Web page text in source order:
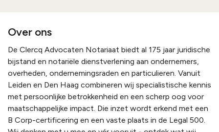
Over ons
De Clercq Advocaten Notariaat biedt al 175 jaar juridische
bijstand en notariële dienstverlening aan ondernemers,
overheden, ondernemingsraden en particulieren. Vanuit
Leiden en Den Haag combineren wij specialistische kennis
met persoonlijke betrokkenheid en een scherp oog voor
maatschappelijke impact. Die inzet wordt erkend met een
B Corp-certificering en een vaste plaats in de Legal 500.